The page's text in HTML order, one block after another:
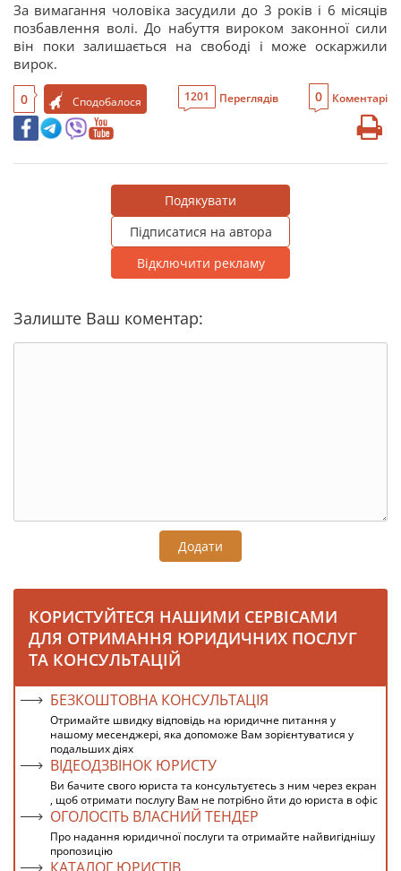
За вимагання чоловіка засудили до 3 років і 6 місяців
позбавлення волі. До набуття вироком законної сили
він поки залишається на свободі і може оскаржили
вирок.
0 Сподобалося 1201 Переглядів 0 Коментарі
Подякувати
Підписатися на автора
Відключити рекламу
Залиште Ваш коментар:
Додати
КОРИСТУЙТЕСЯ НАШИМИ СЕРВІСАМИ
ДЛЯ ОТРИМАННЯ ЮРИДИЧНИХ ПОСЛУГ
ТА КОНСУЛЬТАЦІЙ
БЕЗКОШТОВНА КОНСУЛЬТАЦІЯ
Отримайте швидку відповідь на юридичне питання у
нашому месенджері, яка допоможе Вам зорієнтуватися у
подальших діях
ВІДЕОДЗВІНОК ЮРИСТУ
Ви бачите свого юриста та консультуєтесь з ним через екран
, щоб отримати послугу Вам не потрібно йти до юриста в офіс
ОГОЛОСІТЬ ВЛАСНИЙ ТЕНДЕР
Про надання юридичної послуги та отримайте найвигіднішу
пропозицію